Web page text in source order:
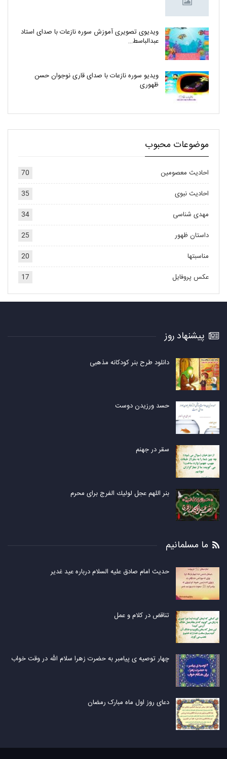
ویدیوی تصویری آموزش سوره نازعات با صدای استاد
عبدالباسط…
ویدیو سوره نازعات با صدای قاری نوجوان حسن
ظهوری
موضوعات محبوب
احادیث معصومین
70
احادیث نبوی
35
مهدی شناسی
34
داستان ظهور
25
مناسبتها
20
عکس پروفایل
17
پیشنهاد روز
دانلود طرح بنر کودکانه مذهبی
حسد ورزیدن دوست
سقر در جهنم
بنر اللهم عجل لوليك الفرج برای محرم
ما مسلمانیم
حدیث امام صادق علیه السلام درباره عید غدیر
تناقض در کلام و عمل
چهار توصیه ی پیامبر به حضرت زهرا سلام الله در وقت خواب
دعای روز اول ماه مبارک رمضان